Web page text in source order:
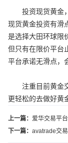
投资现货黄金，
现货黄金投资有滑
是选择大田环球限
但只有在限价平台
平台承诺无滑点，
注重目前黄金交
更轻松的去做好黄
上一篇： 爱华交易平
下一篇： avatrade交